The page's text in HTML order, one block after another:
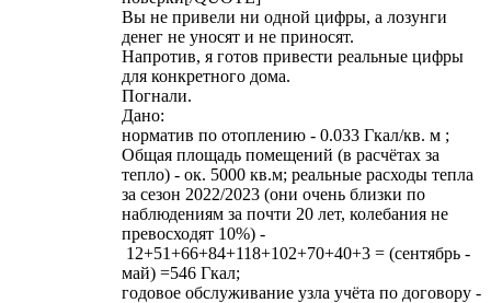
Вы не привели ни одной цифры, а лозунги
денег не уносят и не приносят.
Напротив, я готов привести реальные цифры
для конкретного дома.
Погнали.
Дано:
норматив по отоплению - 0.033 Гкал/кв. м ;
Общая площадь помещений (в расчётах за
тепло) - ок. 5000 кв.м; реальные расходы тепла
за сезон 2022/2023 (они очень близки по
наблюдениям за почти 20 лет, колебания не
превосходят 10%) -
12+51+66+84+118+102+70+40+3 = (сентябрь -
май) =546 Гкал;
годовое обслуживание узла учёта по договору -